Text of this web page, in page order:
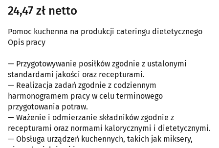
24,47 zł netto
Pomoc kuchenna na produkcji cateringu dietetycznego
Opis pracy
— Przygotowywanie posiłków zgodnie z ustalonymi
standardami jakości oraz recepturami.
— Realizacja zadań zgodnie z codziennym
harmonogramem pracy w celu terminowego
przygotowania potraw.
— Ważenie i odmierzanie składników zgodnie z
recepturami oraz normami kalorycznymi i dietetycznymi.
— Obsługa urządzeń kuchennych, takich jak miksery,